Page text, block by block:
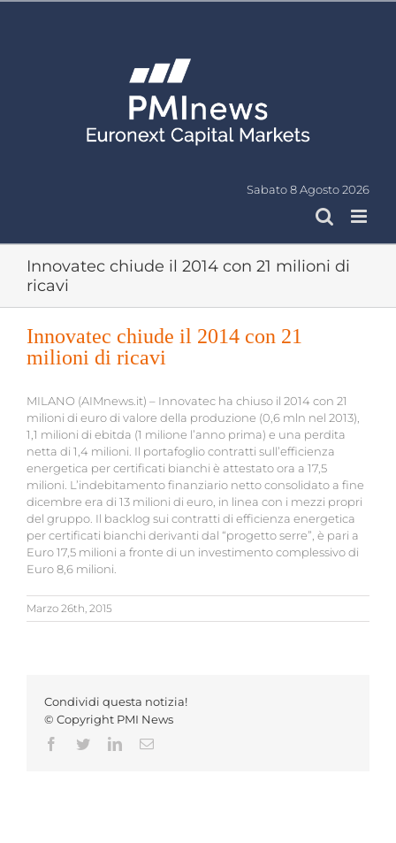
Sabato 8 Agosto 2026
Innovatec chiude il 2014 con 21 milioni di
ricavi
Innovatec chiude il 2014 con 21
milioni di ricavi
MILANO (AIMnews.it) – Innovatec ha chiuso il 2014 con 21
milioni di euro di valore della produzione (0,6 mln nel 2013),
1,1 milioni di ebitda (1 milione l’anno prima) e una perdita
netta di 1,4 milioni. Il portafoglio contratti sull’efficienza
energetica per certificati bianchi è attestato ora a 17,5
milioni. L’indebitamento finanziario netto consolidato a fine
dicembre era di 13 milioni di euro, in linea con i mezzi propri
del gruppo. Il backlog sui contratti di efficienza energetica
per certificati bianchi derivanti dal “progetto serre”, è pari a
Euro 17,5 milioni a fronte di un investimento complessivo di
Euro 8,6 milioni.
Marzo 26th, 2015
Condividi questa notizia!
© Copyright PMI News
Facebook
TwitterLinkedInEmail